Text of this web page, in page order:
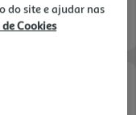
do site e ajudar nas
Cookies